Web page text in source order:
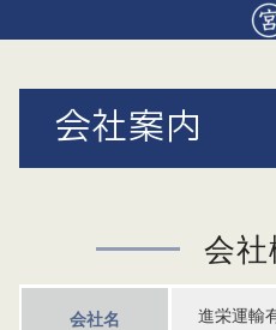
ン
会社案内
会社
会社名 進栄運輸